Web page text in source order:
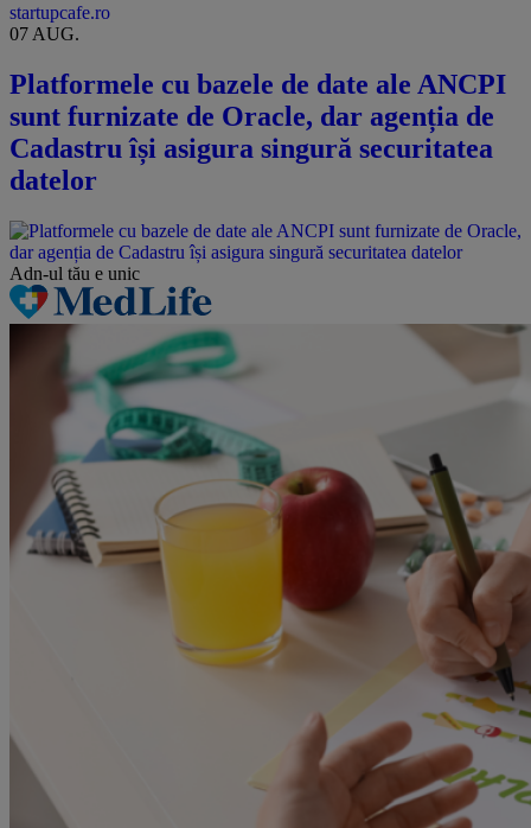
startupcafe.ro
07 AUG.
Platformele cu bazele de date ale ANCPI
sunt furnizate de Oracle, dar agenția de
Cadastru își asigura singură securitatea
datelor
Adn-ul tău e unic